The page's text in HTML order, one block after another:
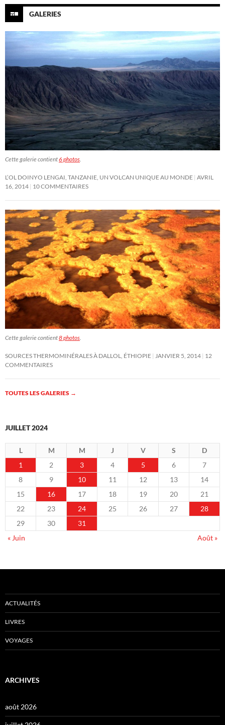
GALERIES
Cette galerie contient6 photos.
L’OL DOINYO LENGAI, TANZANIE, UN VOLCAN UNIQUE AU MONDE AVRIL
16, 2014 10 COMMENTAIRES
Cette galerie contient8 photos.
SOURCES THERMOMINÉRALES À DALLOL, ÉTHIOPIE JANVIER 5, 2014 12
COMMENTAIRES
TOUTES LES GALERIES →
JUILLET 2024
L M M J V S
D
1
2 3 4 5 6
7
8
9 10 11 12 13
14
15
16 17 18 19 20
21
22
23 24 25 26 27
28
29
30
31
« Juin
Août »
ACTUALITÉS
LIVRES
VOYAGES
ARCHIVES
août 2026